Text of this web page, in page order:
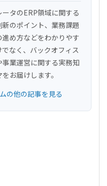
タのERP領域に関する
のポイント、業務課題
め方などをわかりやす
なく、バックオフィス
業運営に関する実務知
お届けします。
の他の記事を見る